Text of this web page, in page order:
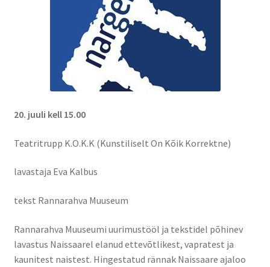
Hea teada
Glämping
20. juuli kell 15.00
Teatritrupp K.O.K.K (Kunstiliselt On Kõik Korrektne)
lavastaja Eva Kalbus
tekst Rannarahva Muuseum
Rannarahva Muuseumi uurimustööl ja tekstidel põhinev
lavastus Naissaarel elanud ettevõtlikest, vapratest ja
kaunitest naistest. Hingestatud rännak Naissaare ajaloo